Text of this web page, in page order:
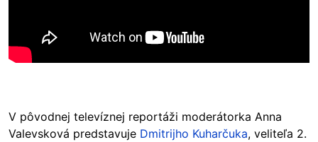
V pôvodnej televíznej reportáži moderátorka Anna
Valevsková predstavuje Dmitrijho Kuharčuka, veliteľa 2.